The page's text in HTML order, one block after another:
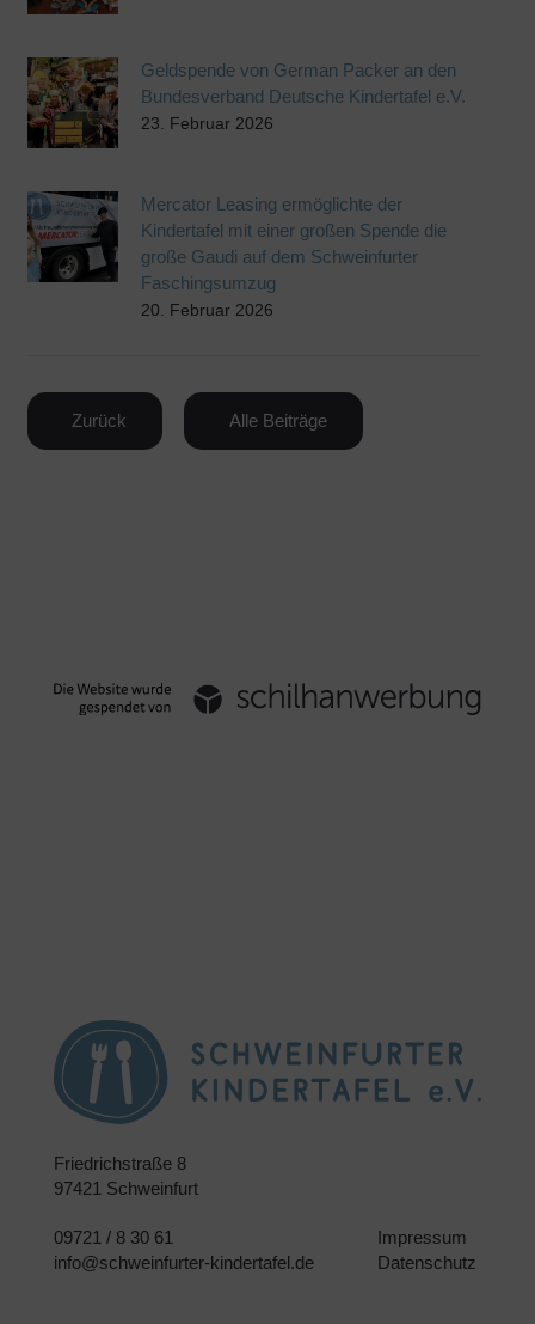
Geldspende von German Packer an den
Bundesverband Deutsche Kindertafel e.V.
23. Februar 2026
Mercator Leasing ermöglichte der
Kindertafel mit einer großen Spende die
große Gaudi auf dem Schweinfurter
Faschingsumzug
20. Februar 2026
Zurück Alle Beiträge
Friedrichstraße 8
97421 Schweinfurt
09721 / 8 30 61
info@schweinfurter-kindertafel.de
Impressum
Datenschutz